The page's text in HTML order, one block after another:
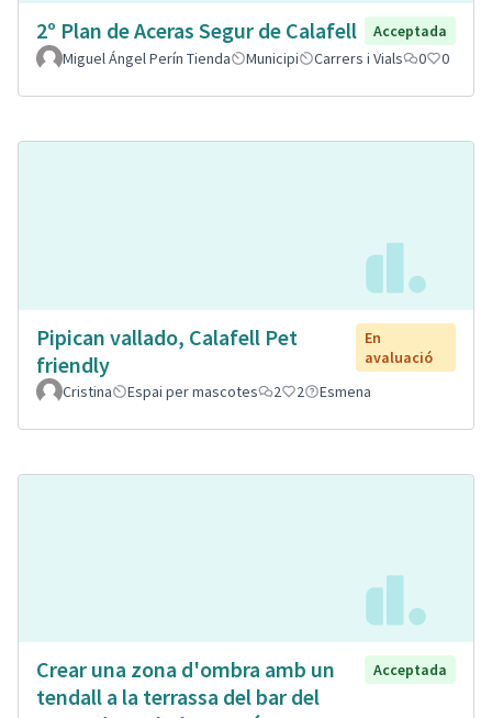
2º Plan de Aceras Segur de Calafell
Acceptada
Miguel Ángel Perín Tienda
Municipi Carrers i Vials 0 0
Pipican vallado, Calafell Pet
friendly
En
avaluació
Cristina
Espai per mascotes 2 2 Esmena
Crear una zona d'ombra amb un
tendall a la terrassa del bar del
Acceptada